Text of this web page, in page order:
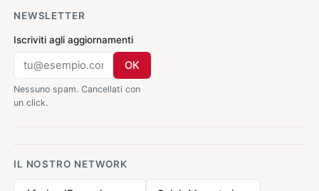
NEWSLETTER
Iscriviti agli aggiornamenti
OK
Nessuno spam. Cancellati con
un click.
IL NOSTRO NETWORK